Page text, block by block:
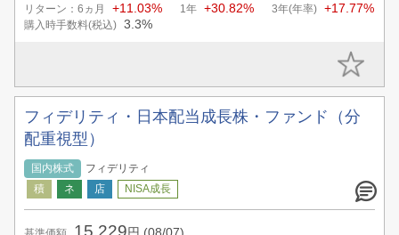
リターン：6ヵ月 +11.03% 1年 +30.82% 3年(年率) +17.77%
購入時手数料(税込) 3.3%
フィデリティ・日本配当成長株・ファンド（分
配重視型）
国内株式 フィデリティ
15,229